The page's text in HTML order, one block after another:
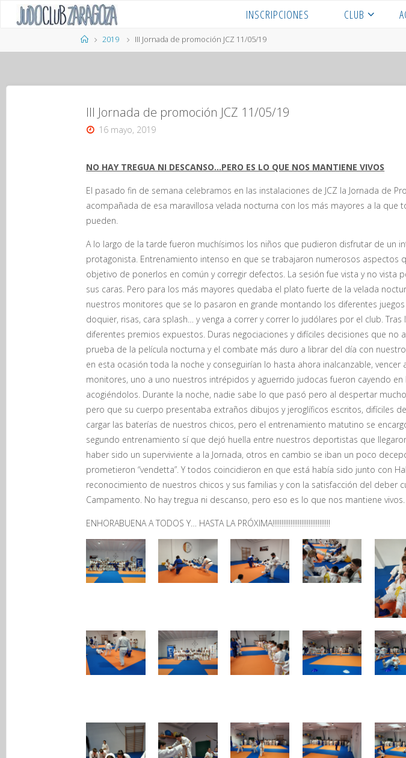
Saltar
INSCRIPCIONES CLUB
Página
de
2019 III Jornada de promoción JCZ 11/05/19
III Jornada de promoción JCZ 11/05/19
16 mayo, 2019
NO HAY TREGUA NI DESCANSO…PERO ES LO QUE NOS MANTIENE VIVOS
El pasado fin de semana celebramos en las instalaciones de JCZ la Jornada de
acompañada de esa maravillosa velada nocturna con los más mayores a la
pueden.
A lo largo de la tarde fueron muchísimos los niños que pudieron disfrutar de un
protagonista. Entrenamiento intenso en que se trabajaron numerosos
objetivo de ponerlos en común y corregir defectos. La sesión fue vista y no
sus caras. Pero para los más mayores quedaba el plato fuerte de la velada
nuestros monitores que se lo pasaron en grande montando los diferentes
doquier, risas, cara splash… y venga a correr y correr lo judólares por el club.
diferentes premios expuestos. Duras negociaciones y difíciles decisiones que
prueba de la película nocturna y el combate más duro a librar del día con
en esta ocasión toda la noche y conseguirían lo hasta ahora inalcanzable,
monitores, uno a uno nuestros intrépidos y aguerrido judocas fueron cayendo
acogiéndolos. Durante la noche, nadie sabe lo que pasó pero al despertar
pero que su cuerpo presentaba extraños dibujos y jeroglíficos escritos, difíciles
cargar las baterías de nuestros chicos, pero el entrenamiento matutino se
segundo entrenamiento sí que dejó huella entre nuestros deportistas que
haber sido un superviviente a la Jornada, otros en cambio se iban un poco
prometieron “vendetta”. Y todos coincidieron en que está había sido junto con
reconocimiento de nuestros chicos y sus familias y con la satisfacción del
Campamento. No hay tregua ni descanso, pero eso es lo que nos mantiene vivos.
ENHORABUENA A TODOS Y… HASTA LA PRÓXIMA!!!!!!!!!!!!!!!!!!!!!!!!!!!!!!!!